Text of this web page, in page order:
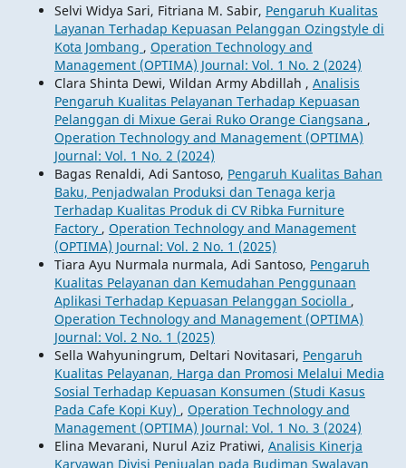
Selvi Widya Sari, Fitriana M. Sabir, Pengaruh Kualitas
Layanan Terhadap Kepuasan Pelanggan Ozingstyle di
Kota Jombang , Operation Technology and
Management (OPTIMA) Journal: Vol. 1 No. 2 (2024)
Clara Shinta Dewi, Wildan Army Abdillah , Analisis
Pengaruh Kualitas Pelayanan Terhadap Kepuasan
Pelanggan di Mixue Gerai Ruko Orange Ciangsana ,
Operation Technology and Management (OPTIMA)
Journal: Vol. 1 No. 2 (2024)
Bagas Renaldi, Adi Santoso, Pengaruh Kualitas Bahan
Baku, Penjadwalan Produksi dan Tenaga kerja
Terhadap Kualitas Produk di CV Ribka Furniture
Factory , Operation Technology and Management
(OPTIMA) Journal: Vol. 2 No. 1 (2025)
Tiara Ayu Nurmala nurmala, Adi Santoso, Pengaruh
Kualitas Pelayanan dan Kemudahan Penggunaan
Aplikasi Terhadap Kepuasan Pelanggan Sociolla ,
Operation Technology and Management (OPTIMA)
Journal: Vol. 2 No. 1 (2025)
Sella Wahyuningrum, Deltari Novitasari, Pengaruh
Kualitas Pelayanan, Harga dan Promosi Melalui Media
Sosial Terhadap Kepuasan Konsumen (Studi Kasus
Pada Cafe Kopi Kuy) , Operation Technology and
Management (OPTIMA) Journal: Vol. 1 No. 3 (2024)
Elina Mevarani, Nurul Aziz Pratiwi, Analisis Kinerja
Karyawan Divisi Penjualan pada Budiman Swalayan